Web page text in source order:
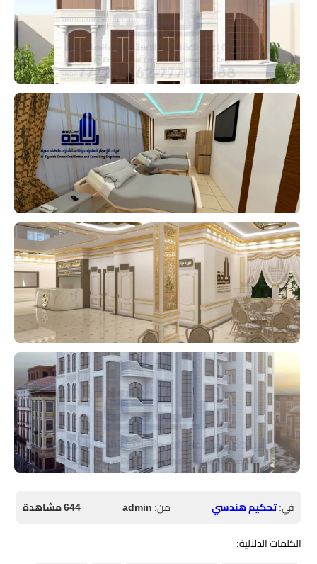
في:تحكيم هندسي من:admin
644 مشاهدة
الكلمات الدلالية: